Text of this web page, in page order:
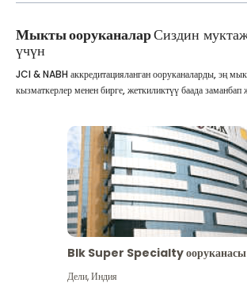
Мыкты ооруканаларСиздин
үчүн
JCI & NABH аккредитацияланган ооруканаларды, эң
кызматкерлер менен бирге, жеткиликтүү баада
Blk Super Specialty ооруканасы
Дели,Индия